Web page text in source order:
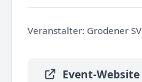
Veranstalter: Grodener SV
Event-Website